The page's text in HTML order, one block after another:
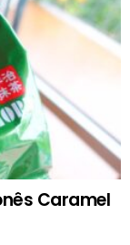
Caramel